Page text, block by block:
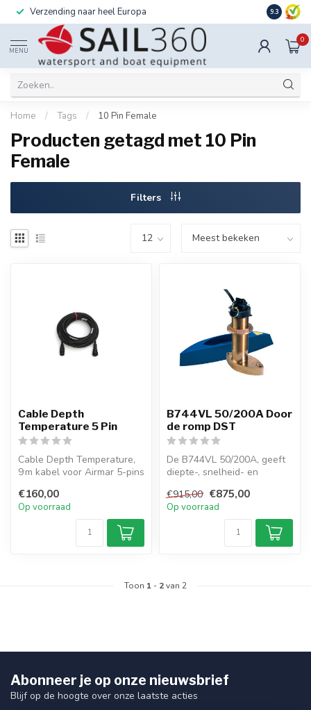
Verzending naar heel Europa Ook
9.3
MENU
0
Home / Tags / 10 Pin Female
Producten getagd met 10 Pin
Female
Filters
Cable Depth
Temperature 5 Pin
Cable Depth Temperature,
9 m kabel voor Airmar 5-pins
Furu...
€160,00
Op voorraad
B744VL 50/200A Door
de romp DST
De B744VL 50/200A, geeft
diepte-, snelheid- en
600 W dua...
€915,00 €875,00
Op voorraad
Toon 1 - 2van 2
Abonneer je op onze nieuwsbrief
Blijf op de hoogte over onze laatste acties